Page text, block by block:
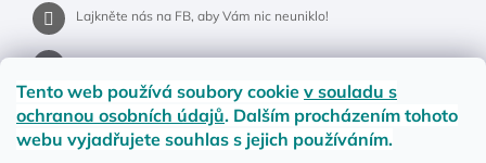
Tento web používá soubory cookie v souladu s
ochranou osobních údajů. Dalším procházením tohoto
webu vyjadřujete souhlas s jejich používáním.
Lajkněte nás na FB, aby Vám nic neuniklo!